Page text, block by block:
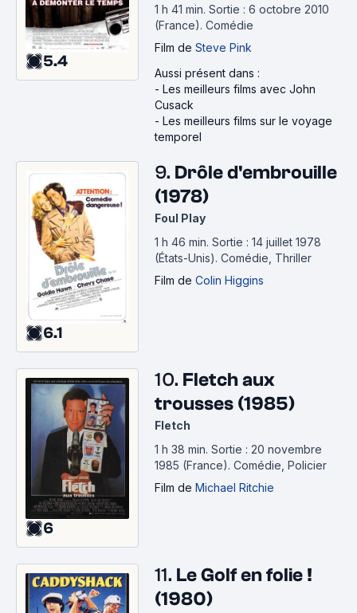
5.4
1 h 41 min. Sortie : 6 octobre 2010
(France). Comédie
Film de Steve Pink
Aussi présent dans :
- Les meilleurs films avec John
Cusack
- Les meilleurs films sur le voyage
temporel
6.1
9. Drôle d'embrouille
(1978)
Foul Play
1 h 46 min. Sortie : 14 juillet 1978
(États-Unis). Comédie, Thriller
Film de Colin Higgins
6
10. Fletch aux
trousses (1985)
Fletch
1 h 38 min. Sortie : 20 novembre
1985 (France). Comédie, Policier
Film de Michael Ritchie
11. Le Golf en folie !
(1980)